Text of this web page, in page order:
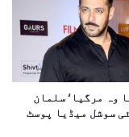
وہ مرگیا‘ سلمان
سوشل میڈیا پوسٹ